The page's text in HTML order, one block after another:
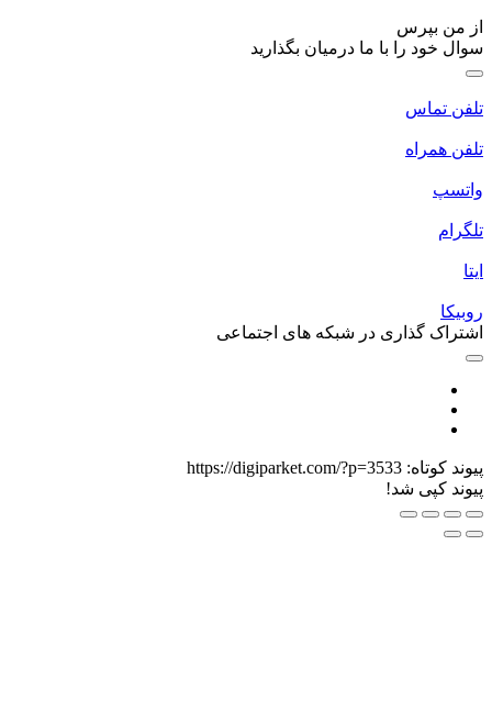
من بپرس
خود را با ما درمیان بگذارید
تماس
همراه
گذاری در شبکه های اجتماعی
کوتاه:https://digiparket.com/?p=3533
کپی شد!